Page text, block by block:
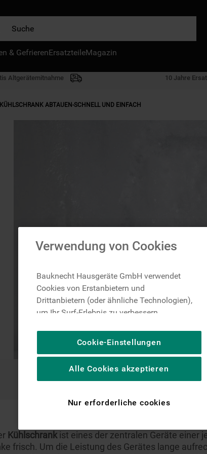
& GefrierenErsatzteileMagazin
Altgerätemitnahme 10 Jahre
KÜHLSCHRANK ABTAUEN-SCHNELL UND EINFACH
Kühlschrank ist eines der zentralen Geräte einer
frisch. Um die Leistung des Gerätes lange
Verwendung von Cookies
Bauknecht Hausgeräte GmbH verwendet
Cookies von Erstanbietern und
Drittanbietern (oder ähnliche Technologien),
um Ihr Surf-Erlebnis zu verbessern
Publikum zu messen (Leistungs-Cookies),
um die redaktionellen Inhalte der Website
basierend auf Ihrer Nutzung der Website zu
personalisieren, die Funktionalität der
spezifische Funktionen anzubieten
Werbung basierend auf Ihren
Gewohnheiten, Interaktionen mit unseren
Cookie-Einstellungen
Nur erforderliche cookies
Alle Cookies akzeptieren
. geschirrspülern